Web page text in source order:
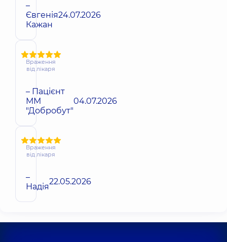
–
Євгенія
Кажан
24.07.2026
Враження
від лікаря
– Пацієнт
ММ
"Добробут"
04.07.2026
Враження
від лікаря
–
Надія22.05.2026